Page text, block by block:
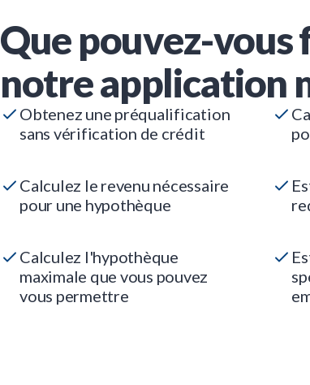
Que pouvez-vous
notre application
Obtenez une préqualification
sans vérification de crédit
Calculez le revenu nécessaire
pour une hypothèque
Calculez l'hypothèque
maximale que vous pouvez
vous permettre